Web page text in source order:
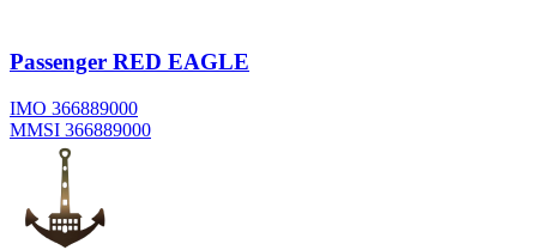
Passenger RED EAGLE
IMO 366889000
MMSI 366889000